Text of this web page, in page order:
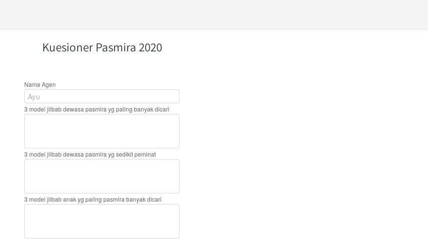
Kuesioner Pasmira 2020
Nama Agen
3 model jilbab dewasa pasmira yg paling banyak dicari
3 model jilbab dewasa pasmira yg sedikit peminat
3 model jilbab anak yg paling pasmira banyak dicari